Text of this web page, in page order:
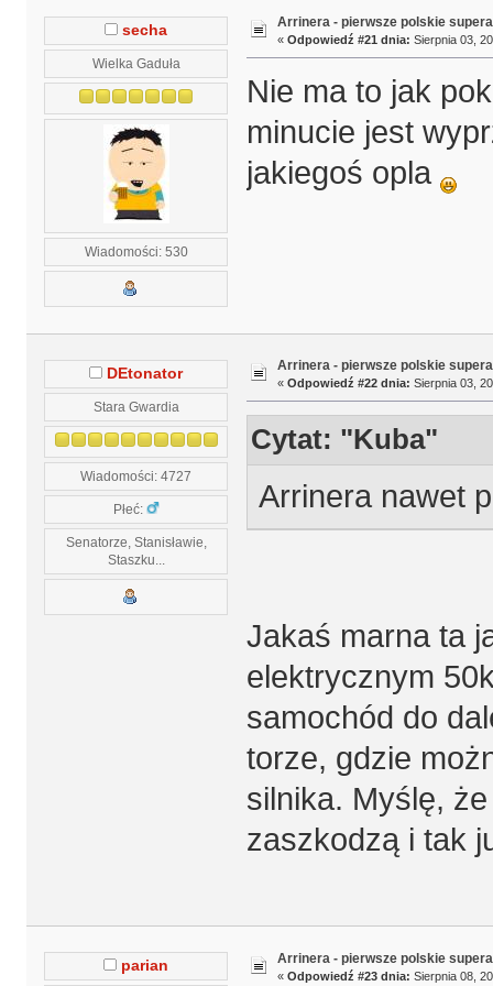
secha
Wielka Gaduła
Wiadomości: 530
Arrinera - pierwsze polskie
« Odpowiedź #21 dnia: Sierpnia 03,
Nie ma to jak
minucie jest
jakiegoś opla
DEtonator
Stara Gwardia
Wiadomości: 4727
Płeć:
Senatorze, Stanisławie,
Staszku...
Arrinera - pierwsze polskie
« Odpowiedź #22 dnia: Sierpnia 03,
Cytat: "Kuba"
Arrinera nawet
Jakaś marna ta
elektrycznym
samochód do
torze, gdzie
silnika. Myślę,
zaszkodzą i tak
parian Arrinera - pierwsze polskie
« Odpowiedź #23 dnia: Sierpnia 08,